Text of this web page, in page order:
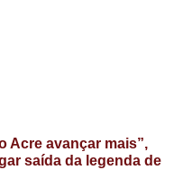
Acre avançar mais”,
saída da legenda de